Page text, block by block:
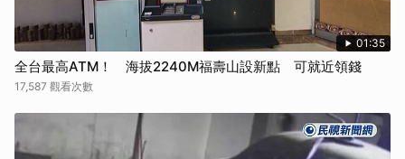
01:35
全台最高ATM！ 海拔2240M福壽山設新點 可就近領錢
17,587 觀看次數